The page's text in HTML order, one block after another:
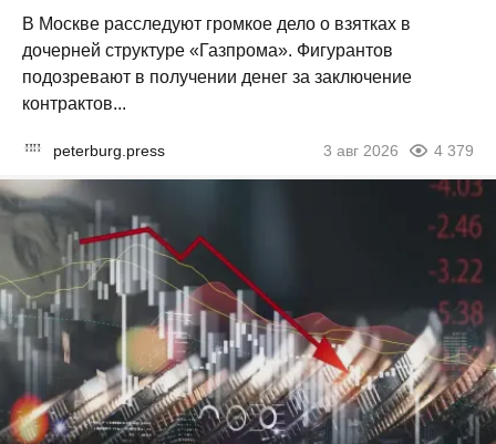
В Москве расследуют громкое дело о взятках в
дочерней структуре «Газпрома». Фигурантов
подозревают в получении денег за заключение
контрактов...
peterburg.press 3 авг 2026 4 379